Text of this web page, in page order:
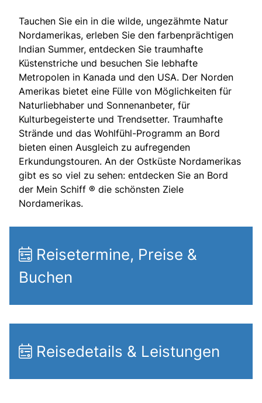
Tauchen Sie ein in die wilde, ungezähmte Natur
Nordamerikas, erleben Sie den farbenprächtigen
Indian Summer, entdecken Sie traumhafte
Küstenstriche und besuchen Sie lebhafte
Metropolen in Kanada und den USA. Der Norden
Amerikas bietet eine Fülle von Möglichkeiten für
Naturliebhaber und Sonnenanbeter, für
Kulturbegeisterte und Trendsetter. Traumhafte
Strände und das Wohlfühl-Programm an Bord
bieten einen Ausgleich zu aufregenden
Erkundungstouren. An der Ostküste Nordamerikas
gibt es so viel zu sehen: entdecken Sie an Bord
der Mein Schiff ® die schönsten Ziele
Nordamerikas.
Reisetermine, Preise &
Buchen
Reisedetails & Leistungen